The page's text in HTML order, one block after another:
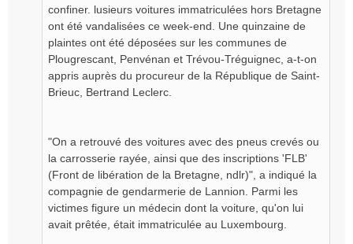
confiner. lusieurs voitures immatriculées hors Bretagne
ont été vandalisées ce week-end. Une quinzaine de
plaintes ont été déposées sur les communes de
Plougrescant, Penvénan et Trévou-Tréguignec, a-t-on
appris auprès du procureur de la République de Saint-
Brieuc, Bertrand Leclerc.
"On a retrouvé des voitures avec des pneus crevés ou
la carrosserie rayée, ainsi que des inscriptions 'FLB'
(Front de libération de la Bretagne, ndlr)", a indiqué la
compagnie de gendarmerie de Lannion. Parmi les
victimes figure un médecin dont la voiture, qu'on lui
avait prêtée, était immatriculée au Luxembourg.